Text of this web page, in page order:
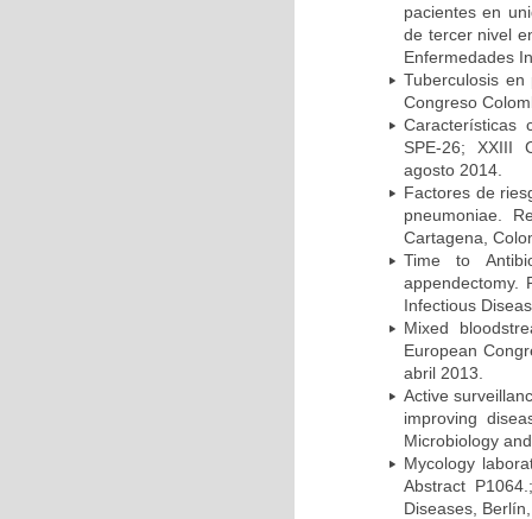
pacientes en
de tercer nivel
Enfermedades
Tuberculosis
Congreso
Características
SPE-26; XXIII
agosto 2014.
Factores de
pneumoniae.
Cartagena,
Time to
appendectomy.
Infectious
Mixed
European
abril 2013.
Active
improving
Microbiology
Mycology
Abstract
Diseases,